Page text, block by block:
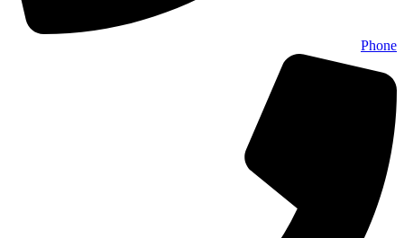
Phone